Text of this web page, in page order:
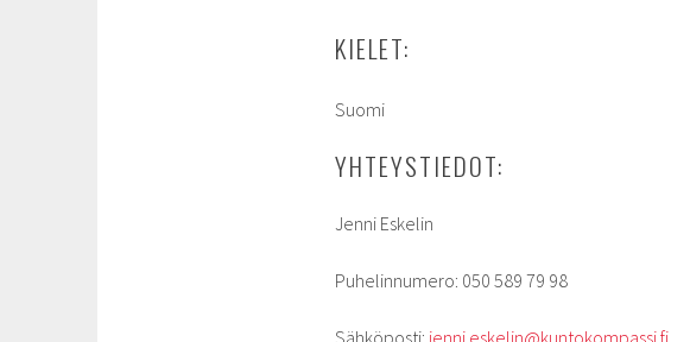
KIELET:
Suomi
YHTEYSTIEDOT:
Jenni Eskelin
Puhelinnumero: 050 589 79 98
Sähköposti: jenni.eskelin@kuntokompassi.fi